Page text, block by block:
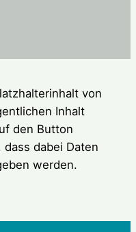
von
Inhalt
den Button
dabei Daten
werden.